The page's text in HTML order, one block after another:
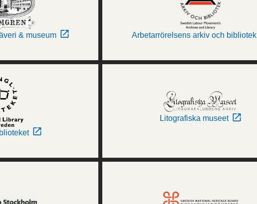
& museum Arbetarrörelsens arkiv och bibliotek
Litografiska museet